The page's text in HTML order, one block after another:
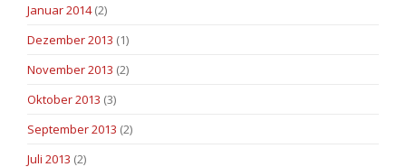
Januar 2014(2)
Dezember 2013 (1)
November 2013 (2)
Oktober 2013 (3)
September 2013 (2)
Juli 2013 (2)